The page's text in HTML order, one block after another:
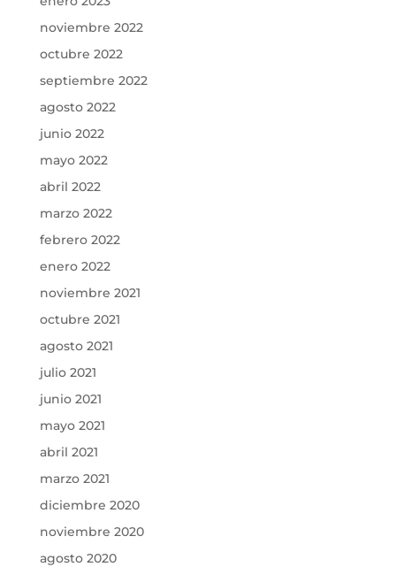
noviembre 2022
octubre 2022
septiembre 2022
agosto 2022
junio 2022
mayo 2022
abril 2022
marzo 2022
febrero 2022
enero 2022
noviembre 2021
octubre 2021
agosto 2021
julio 2021
junio 2021
mayo 2021
abril 2021
marzo 2021
diciembre 2020
noviembre 2020
agosto 2020